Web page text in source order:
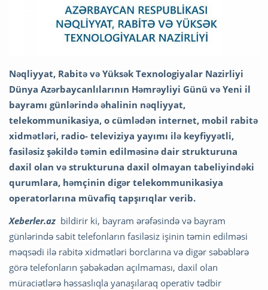
Nəqliyyat, Rabitə və Yüksək Texnologiyalar Nazirliyi
Dünya Azərbaycanlılarının Həmrəyliyi Günü və Yeni il
bayramı günlərində əhalinin nəqliyyat,
telekommunikasiya, o cümlədən internet, mobil rabitə
xidmətləri, radio- televiziya yayımı ilə keyfiyyətli,
fasiləsiz şəkildə təmin edilməsinə dair strukturuna
daxil olan və strukturuna daxil olmayan tabeliyindəki
qurumlara, həmçinin digər telekommunikasiya
operatorlarına müvafiq tapşırıqlar verib.
Xeberler.az bildirir ki, bayram ərəfəsində və bayram
günlərində sabit telefonların fasiləsiz işinin təmin edilməsi
məqsədi ilə rabitə xidmətləri borclarına və digər səbəblərə
görə telefonların şəbəkədən açılmaması, daxil olan
müraciətlərə həssaslıqla yanaşılaraq operativ tədbir